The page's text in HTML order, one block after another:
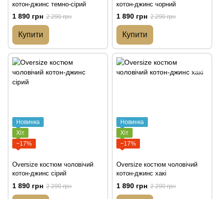
котон-джинс темно-сірий
1 890 грн 2 290 грн
Купити
котон-джинс чорний
1 890 грн 2 290 грн
Купити
Новинка
Хіт
−17%
Oversize костюм чоловічий
котон-джинс сірий
1 890 грн 2 290 грн
Новинка
Хіт
−17%
Oversize костюм чоловічий
котон-джинс хакі
1 890 грн 2 290 грн